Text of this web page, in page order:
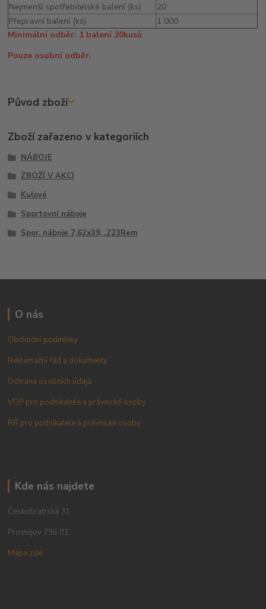
Nejmenší spotřebitelské balení (ks)
20
Přepravní balení (ks)
1 000
Minimální odběr: 1 balení 20kusů
Pouze osobní odběr.
Původ zboží
Zboží zařazeno v kategoriích
NÁBOJE
ZBOŽÍ V AKCI
Kulové
Sportovní náboje
Spor. náboje 7,62x39, .223Rem
O nás
Obchodní podmínky
Reklamační řád a dokumenty
Ochrana osobních údajů
VOP pro podnikatele a právnické osoby
RŘ pro podnikatele a právnické osoby
Kde nás najdete
Českobratrská 31
Prostějov 796 01
Mapa zde